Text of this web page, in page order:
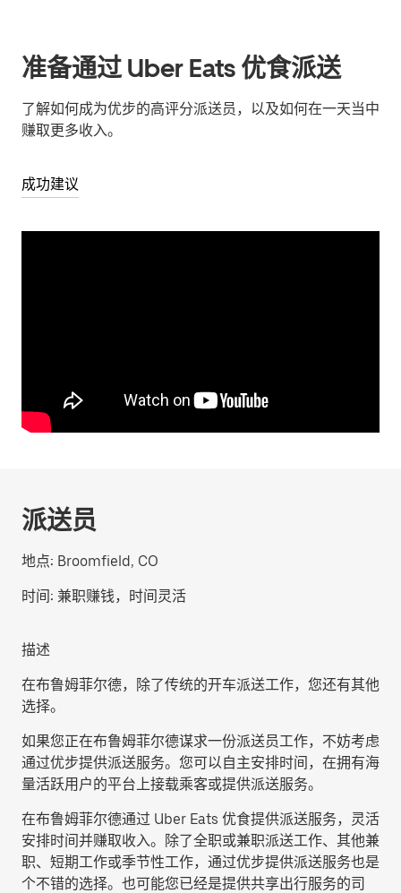
准备通过 Uber Eats 优食派送
了解如何成为优步的高评分派送员，以及如何在一天当中
赚取更多收入。
成功建议
派送员
地点: Broomfield, CO
时间: 兼职赚钱，时间灵活
描述
在布鲁姆菲尔德，除了传统的开车派送工作，您还有其他
选择。
如果您正在布鲁姆菲尔德谋求一份派送员工作，不妨考虑
通过优步提供派送服务。您可以自主安排时间，在拥有海
量活跃用户的平台上接载乘客或提供派送服务。
在布鲁姆菲尔德通过 Uber Eats 优食提供派送服务，灵活
安排时间并赚取收入。除了全职或兼职派送工作、其他兼
职、短期工作或季节性工作，通过优步提供派送服务也是
个不错的选择。也可能您已经是提供共享出行服务的司